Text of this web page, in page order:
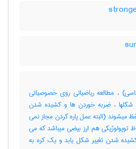
، مطالعه ریاضیاتی روی خصوصیاتی
، ضربه خوردن ها و کشیده شدن
میشوند (البته عمل پاره کردن مجاز نمی
توپولوژیکی هم ارز بیضی میباشد که می
شدن تغییر شکل یابد و یک کره به